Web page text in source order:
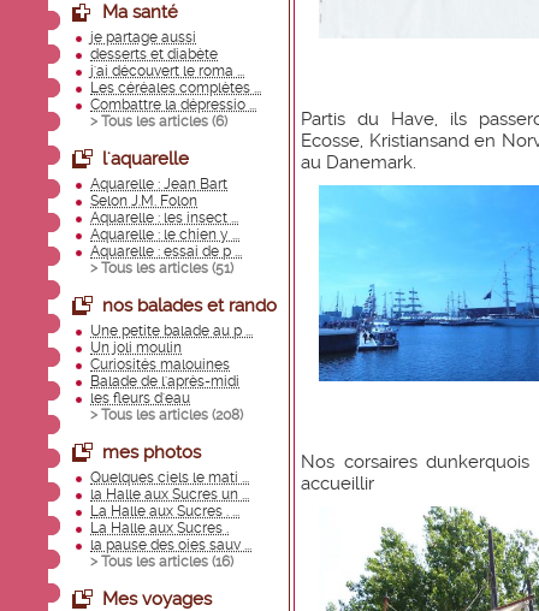
Ma santé
je partage aussi
desserts et diabète
j'ai découvert le roma ...
Les céréales complètes ...
Combattre la dépressio ...
> Tous les articles (6)
l'aquarelle
Aquarelle : Jean Bart
Selon J.M. Folon
Aquarelle : les insect ...
Aquarelle : le chien y ...
Aquarelle : essai de p ...
> Tous les articles (51)
nos balades et rando
Une petite balade au p ...
Un joli moulin
Curiosités malouines
Balade de l'après-midi
les fleurs d'eau
> Tous les articles (208)
mes photos
Quelques ciels le mati ...
la Halle aux Sucres un ...
La Halle aux Sucres . ...
La Halle aux Sucres .
la pause des oies sauv ...
> Tous les articles (16)
Mes voyages
Partis du Have, ils
Ecosse, Kristiansand en
au Danemark.
Nos corsaires
accueillir